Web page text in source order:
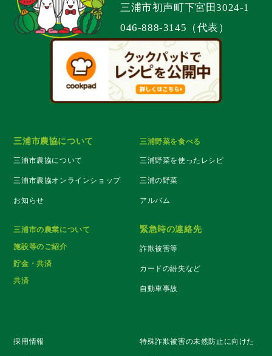
三浦市初声町下宮田3024-1
046-888-3145（代表）
三浦市農協について
三浦市農協について
三浦市農協オンラインショップ
お知らせ
三浦野菜を食べる
三浦野菜を使ったレシピ
三浦の野菜
アルバム
三浦市の農業について
施設等のご紹介
貯金・共済
共済
緊急時の連絡先
詐欺被害等
カードの紛失など
自動車事故
採用情報 特殊詐欺被害の未然防止に向けた